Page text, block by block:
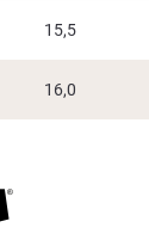
15,5
16,0